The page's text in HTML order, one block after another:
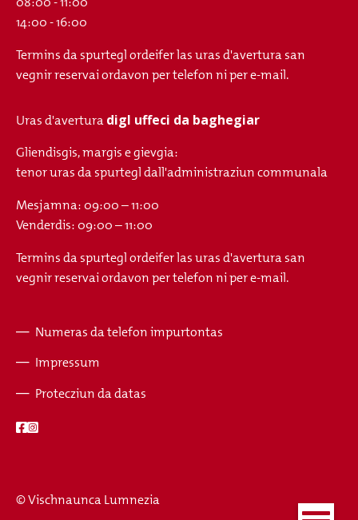
14:00 - 16:00
Termins da spurtegl ordeifer las uras d'avertura san
vegnir reservai ordavon per telefon ni per e-mail.
Uras d'averturadigl uffeci da baghegiar
Gliendisgis, margis e gievgia:
tenor uras da spurtegl dall'administraziun communala
Mesjamna: 09:00 – 11:00
Venderdis: 09:00 – 11:00
Termins da spurtegl ordeifer las uras d'avertura san
vegnir reservai ordavon per telefon ni per e-mail.
Numeras da telefon impurtontas
Impressum
Protecziun da datas
© Vischnaunca Lumnezia